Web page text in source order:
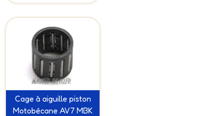
Cage à aiguille piston
Motobécane AV7 MBK